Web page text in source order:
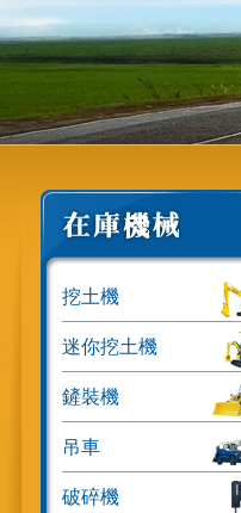
挖土機
迷你挖土機
鏟裝機
吊車
破碎機